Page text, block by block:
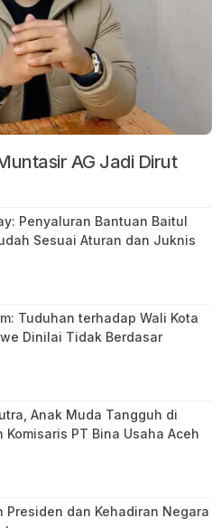
AG Jadi Dirut
Penyaluran Bantuan Baitul
Sesuai Aturan dan Juknis
Tuduhan terhadap Wali Kota
Dinilai Tidak Berdasar
Anak Muda Tangguh di
Komisaris PT Bina Usaha Aceh
Presiden dan Kehadiran Negara